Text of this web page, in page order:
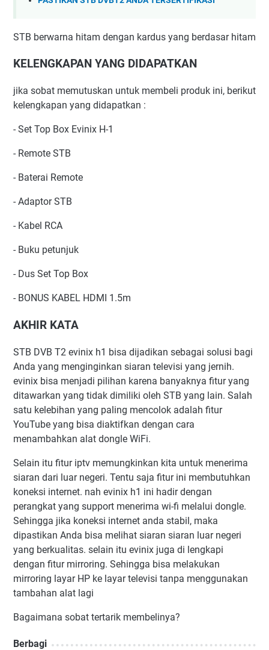
STB berwarna hitam dengan kardus yang berdasar hitam
KELENGKAPAN YANG DIDAPATKAN
jika sobat memutuskan untuk membeli produk ini, berikut
kelengkapan yang didapatkan :
- Set Top Box Evinix H-1
- Remote STB
- Baterai Remote
- Adaptor STB
- Kabel RCA
- Buku petunjuk
- Dus Set Top Box
- BONUS KABEL HDMI 1.5m
AKHIR KATA
STB DVB T2 evinix h1 bisa dijadikan sebagai solusi bagi
Anda yang menginginkan siaran televisi yang jernih.
evinix bisa menjadi pilihan karena banyaknya fitur yang
ditawarkan yang tidak dimiliki oleh STB yang lain. Salah
satu kelebihan yang paling mencolok adalah fitur
YouTube yang bisa diaktifkan dengan cara
menambahkan alat dongle WiFi.
Selain itu fitur iptv memungkinkan kita untuk menerima
siaran dari luar negeri. Tentu saja fitur ini membutuhkan
koneksi internet. nah evinix h1 ini hadir dengan
perangkat yang support menerima wi-fi melalui dongle.
Sehingga jika koneksi internet anda stabil, maka
dipastikan Anda bisa melihat siaran siaran luar negeri
yang berkualitas. selain itu evinix juga di lengkapi
dengan fitur mirroring. Sehingga bisa melakukan
mirroring layar HP ke layar televisi tanpa menggunakan
tambahan alat lagi
Bagaimana sobat tertarik membelinya?
Berbagi